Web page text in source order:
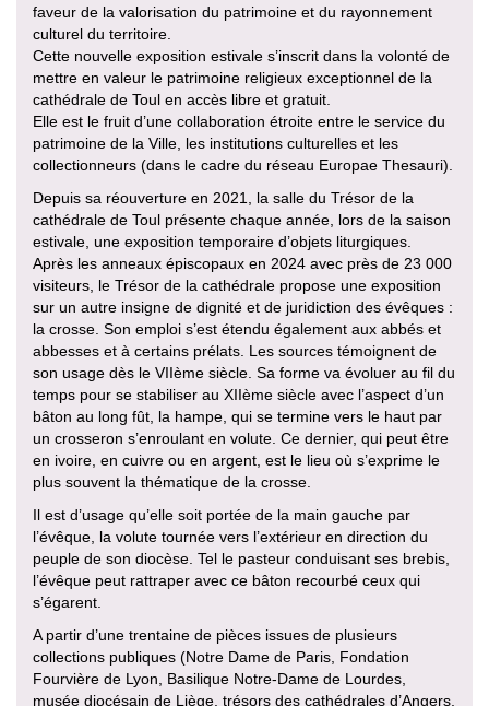
faveur de la valorisation du patrimoine et du rayonnement
culturel du territoire.
Cette nouvelle exposition estivale s’inscrit dans la volonté de
mettre en valeur le patrimoine religieux exceptionnel de la
cathédrale de Toul en accès libre et gratuit.
Elle est le fruit d’une collaboration étroite entre le service du
patrimoine de la Ville, les institutions culturelles et les
collectionneurs (dans le cadre du réseau Europae Thesauri).
Depuis sa réouverture en 2021, la salle du Trésor de la
cathédrale de Toul présente chaque année, lors de la saison
estivale, une exposition temporaire d’objets liturgiques.
Après les anneaux épiscopaux en 2024 avec près de 23 000
visiteurs, le Trésor de la cathédrale propose une exposition
sur un autre insigne de dignité et de juridiction des évêques :
la crosse. Son emploi s’est étendu également aux abbés et
abbesses et à certains prélats. Les sources témoignent de
son usage dès le VIIème siècle. Sa forme va évoluer au fil du
temps pour se stabiliser au XIIème siècle avec l’aspect d’un
bâton au long fût, la hampe, qui se termine vers le haut par
un crosseron s’enroulant en volute. Ce dernier, qui peut être
en ivoire, en cuivre ou en argent, est le lieu où s’exprime le
plus souvent la thématique de la crosse.
Il est d’usage qu’elle soit portée de la main gauche par
l’évêque, la volute tournée vers l’extérieur en direction du
peuple de son diocèse. Tel le pasteur conduisant ses brebis,
l’évêque peut rattraper avec ce bâton recourbé ceux qui
s’égarent.
A partir d’une trentaine de pièces issues de plusieurs
collections publiques (Notre Dame de Paris, Fondation
Fourvière de Lyon, Basilique Notre-Dame de Lourdes,
musée diocésain de Liège, trésors des cathédrales d’Angers,